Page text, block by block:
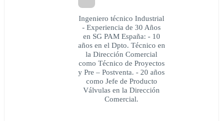
Ingeniero técnico Industrial
- Experiencia de 30 Años
en SG PAM España: - 10
años en el Dpto. Técnico en
la Dirección Comercial
como Técnico de Proyectos
y Pre – Postventa. - 20 años
como Jefe de Producto
Válvulas en la Dirección
Comercial.